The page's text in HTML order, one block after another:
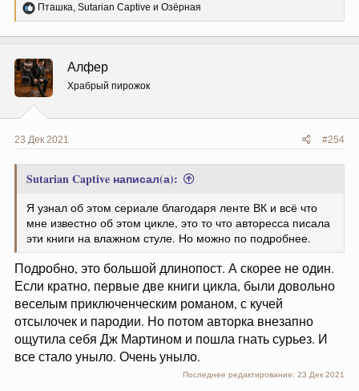
Р
е
ц
и
и
:
Пташка, Sutarian Captive и Озёрная
Алфер
Храбрый пирожок
23 Дек 2021 #254
Sutarian Captive написал(а):
Я узнал об этом сериале благодаря ленте ВК и всё что
мне известно об этом цикле, это то что авторесса писала
эти книги на влажном стуле. Но можно по подробнее.
Подробно, это большой длинопост. А скорее не один.
Если кратно, первые две книги цикла, были довольно
веселым приключенческим романом, с кучей
отсылочек и пародии. Но потом авторка внезапно
ощутила себя Дж Мартином и пошла гнать сурьез. И
все стало уныло. Очень уныло.
Последнее редактирование: 23 Дек 2021